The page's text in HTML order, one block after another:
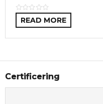
READ MORE
Certificering